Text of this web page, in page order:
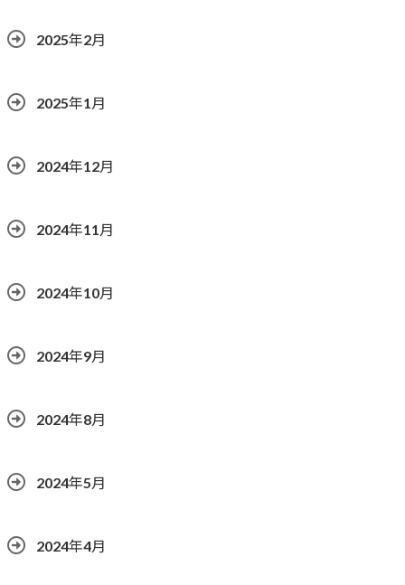
2025年2月
2025年1月
2024年12月
2024年11月
2024年10月
2024年9月
2024年8月
2024年5月
2024年4月